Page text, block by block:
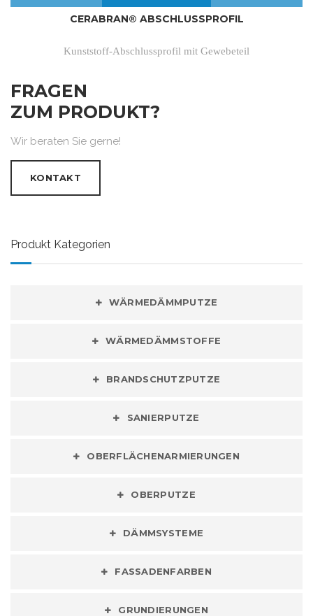
CERABRAN® ABSCHLUSSPROFIL
Kunststoff-Abschlussprofil mit Gewebeteil
FRAGEN
ZUM PRODUKT?
Wir beraten Sie gerne!
KONTAKT
Produkt Kategorien
WÄRMEDÄMMPUTZE
WÄRMEDÄMMSTOFFE
BRANDSCHUTZPUTZE
SANIERPUTZE
OBERFLÄCHENARMIERUNGEN
OBERPUTZE
DÄMMSYSTEME
FASSADENFARBEN
GRUNDIERUNGEN